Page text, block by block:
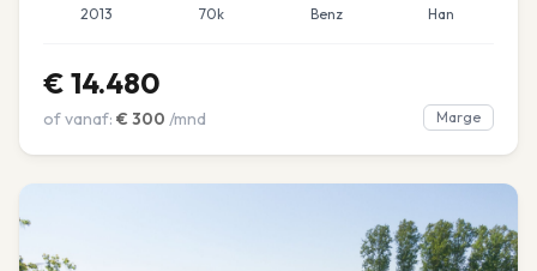
2013 70k Benz Han
€ 14.480
of vanaf: € 300 /mnd Marge